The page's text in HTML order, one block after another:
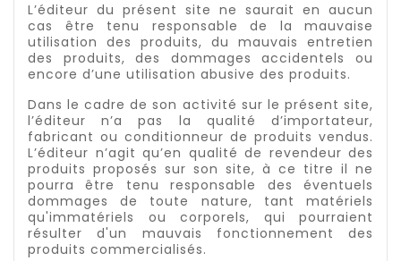
L’éditeur du présent site ne saurait en aucun
cas être tenu responsable de la mauvaise
utilisation des produits, du mauvais entretien
des produits, des dommages accidentels ou
encore d’une utilisation abusive des produits.
Dans le cadre de son activité sur le présent site,
l’éditeur n’a pas la qualité d’importateur,
fabricant ou conditionneur de produits vendus.
L’éditeur n’agit qu’en qualité de revendeur des
produits proposés sur son site, à ce titre il ne
pourra être tenu responsable des éventuels
dommages de toute nature, tant matériels
qu'immatériels ou corporels, qui pourraient
résulter d'un mauvais fonctionnement des
produits commercialisés.